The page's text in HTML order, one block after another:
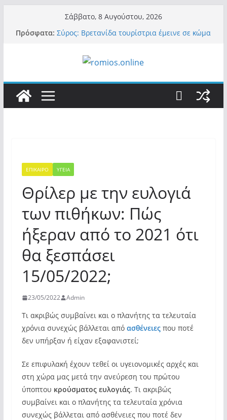
περιεχόμενο
Σάββατο, 8 Αυγούστου, 2026
Πρόσφατα: Σύρος: Βρετανίδα τουρίστρια έμεινε σε κώμα
– Η «μάχη» με τη σπάνια λοίμωξη
Ασύλληπτο: Έναν «Βόλο» με 102.000
«Έλληνες» η κυβέρνηση! (φωτο)
«Ελπίδα για Δημοκρατία» σε ΜΜΕ: «Στόχος
Ελλάδα
ΕΠΙΚΑΙΡΟ ΥΓΕΙΑ
Θρίλερ με την ευλογιά
των πιθήκων: Πώς
ήξεραν από το 2021 ότι
θα ξεσπάσει
15/05/2022;
23/05/2022 Admin
Τι ακριβώς συμβαίνει και ο πλανήτης τα τελευταία
χρόνια συνεχώς βάλλεται από ασθένειεςπου ποτέ
δεν υπήρξαν ή είχαν εξαφανιστεί;
Σε επιφυλακή έχουν τεθεί οι υγειονομικές αρχές και
στη χώρα μας μετά την ανεύρεση του πρώτου
ύποπτου κρούσματος ευλογιάς. Τι ακριβώς
συμβαίνει και ο πλανήτης τα τελευταία χρόνια
συνεχώς βάλλεται από ασθένειες που ποτέ δεν